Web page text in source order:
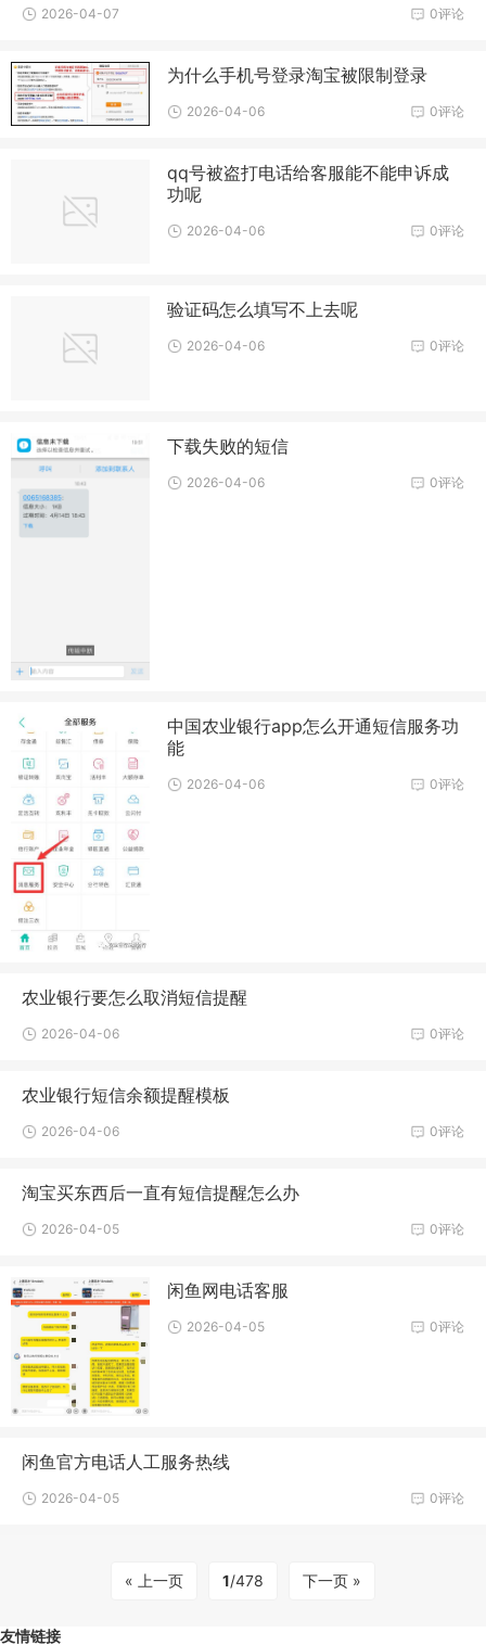
0评论
2026-04-07
为什么手机号登录淘宝被限制登录
0评论
2026-04-06
qq号被盗打电话给客服能不能申诉成
功呢
0评论
2026-04-06
验证码怎么填写不上去呢
0评论
2026-04-06
下载失败的短信
0评论
2026-04-06
中国农业银行app怎么开通短信服务功
能
0评论
2026-04-06
农业银行要怎么取消短信提醒
0评论
2026-04-06
农业银行短信余额提醒模板
0评论
2026-04-06
淘宝买东西后一直有短信提醒怎么办
0评论
2026-04-05
闲鱼网电话客服
0评论
2026-04-05
闲鱼官方电话人工服务热线
0评论
2026-04-05
« 上一页 1/478 下一页 »
友情链接